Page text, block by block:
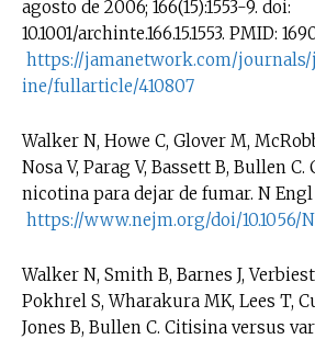
agosto de 2006; 166(15):1553-9. doi:
10.1001/archinte.166.15.1553. PMID:
https://jamanetwork.com/
ine/fullarticle/410807
Walker N, Howe C, Glover M,
Nosa V, Parag V, Bassett B, Bullen
nicotina para dejar de fumar. N Engl
https://www.nejm.org/doi/10.1056/
Walker N, Smith B, Barnes J,
Pokhrel S, Wharakura MK, Lees T,
Jones B, Bullen C. Citisina versus